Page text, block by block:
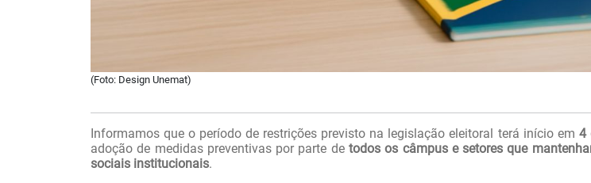
(Foto: Design Unemat)
Informamos que o período de restrições previsto na legislação eleitoral terá início em 4
adoção de medidas preventivas por parte de todos os câmpus e setores que
sociais institucionais.